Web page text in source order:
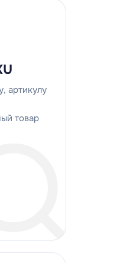
артикулу
товар